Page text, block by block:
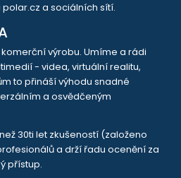
a sociálních sítí.
výrobu. Umíme a rádi
- videa, virtuální realitu,
to přináší výhodu snadné
a osvědčeným
30ti let zkušeností (založeno
a drží řadu ocenění za
přístup.